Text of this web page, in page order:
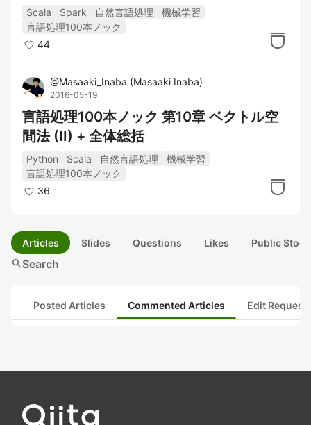
(I)
Scala Spark 自然言語処理
機械学習
言語処理100本ノック
44
@Masaaki_Inaba (Masaaki Inaba)
2016-05-19
言語処理100本ノック 第10章 ベクトル空
間法 (II) + 全体総括
Python Scala 自然言語処理
機械学習
言語処理100本ノック
36
Articles Slides Questions Likes Public
searchSearch
Posted Articles Commented Articles Edit